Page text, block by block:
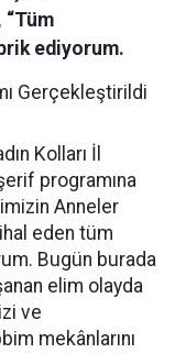
“Tüm
ediyorum.
Gerçekleştirildi
Kolları İl
programına
Anneler
eden tüm
Bugün burada
elim olayda
ve
mekânlarını